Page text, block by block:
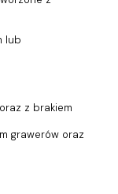
lub
z brakiem
grawerów oraz